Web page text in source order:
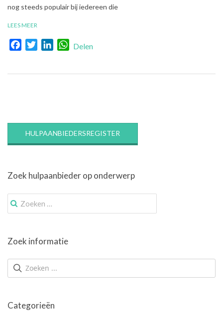
nog steeds populair bij iedereen die
LEES MEER
FacebookTwitterLinkedInWhatsApp
Delen
HULPAANBIEDERSREGISTER
Zoek hulpaanbieder op onderwerp
Zoek
Zoek informatie
Categorieën